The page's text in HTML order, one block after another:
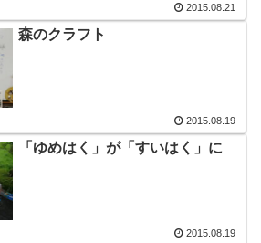
2015.08.21
森のクラフト
2015.08.19
「ゆめはく」が「すいはく」に
2015.08.19